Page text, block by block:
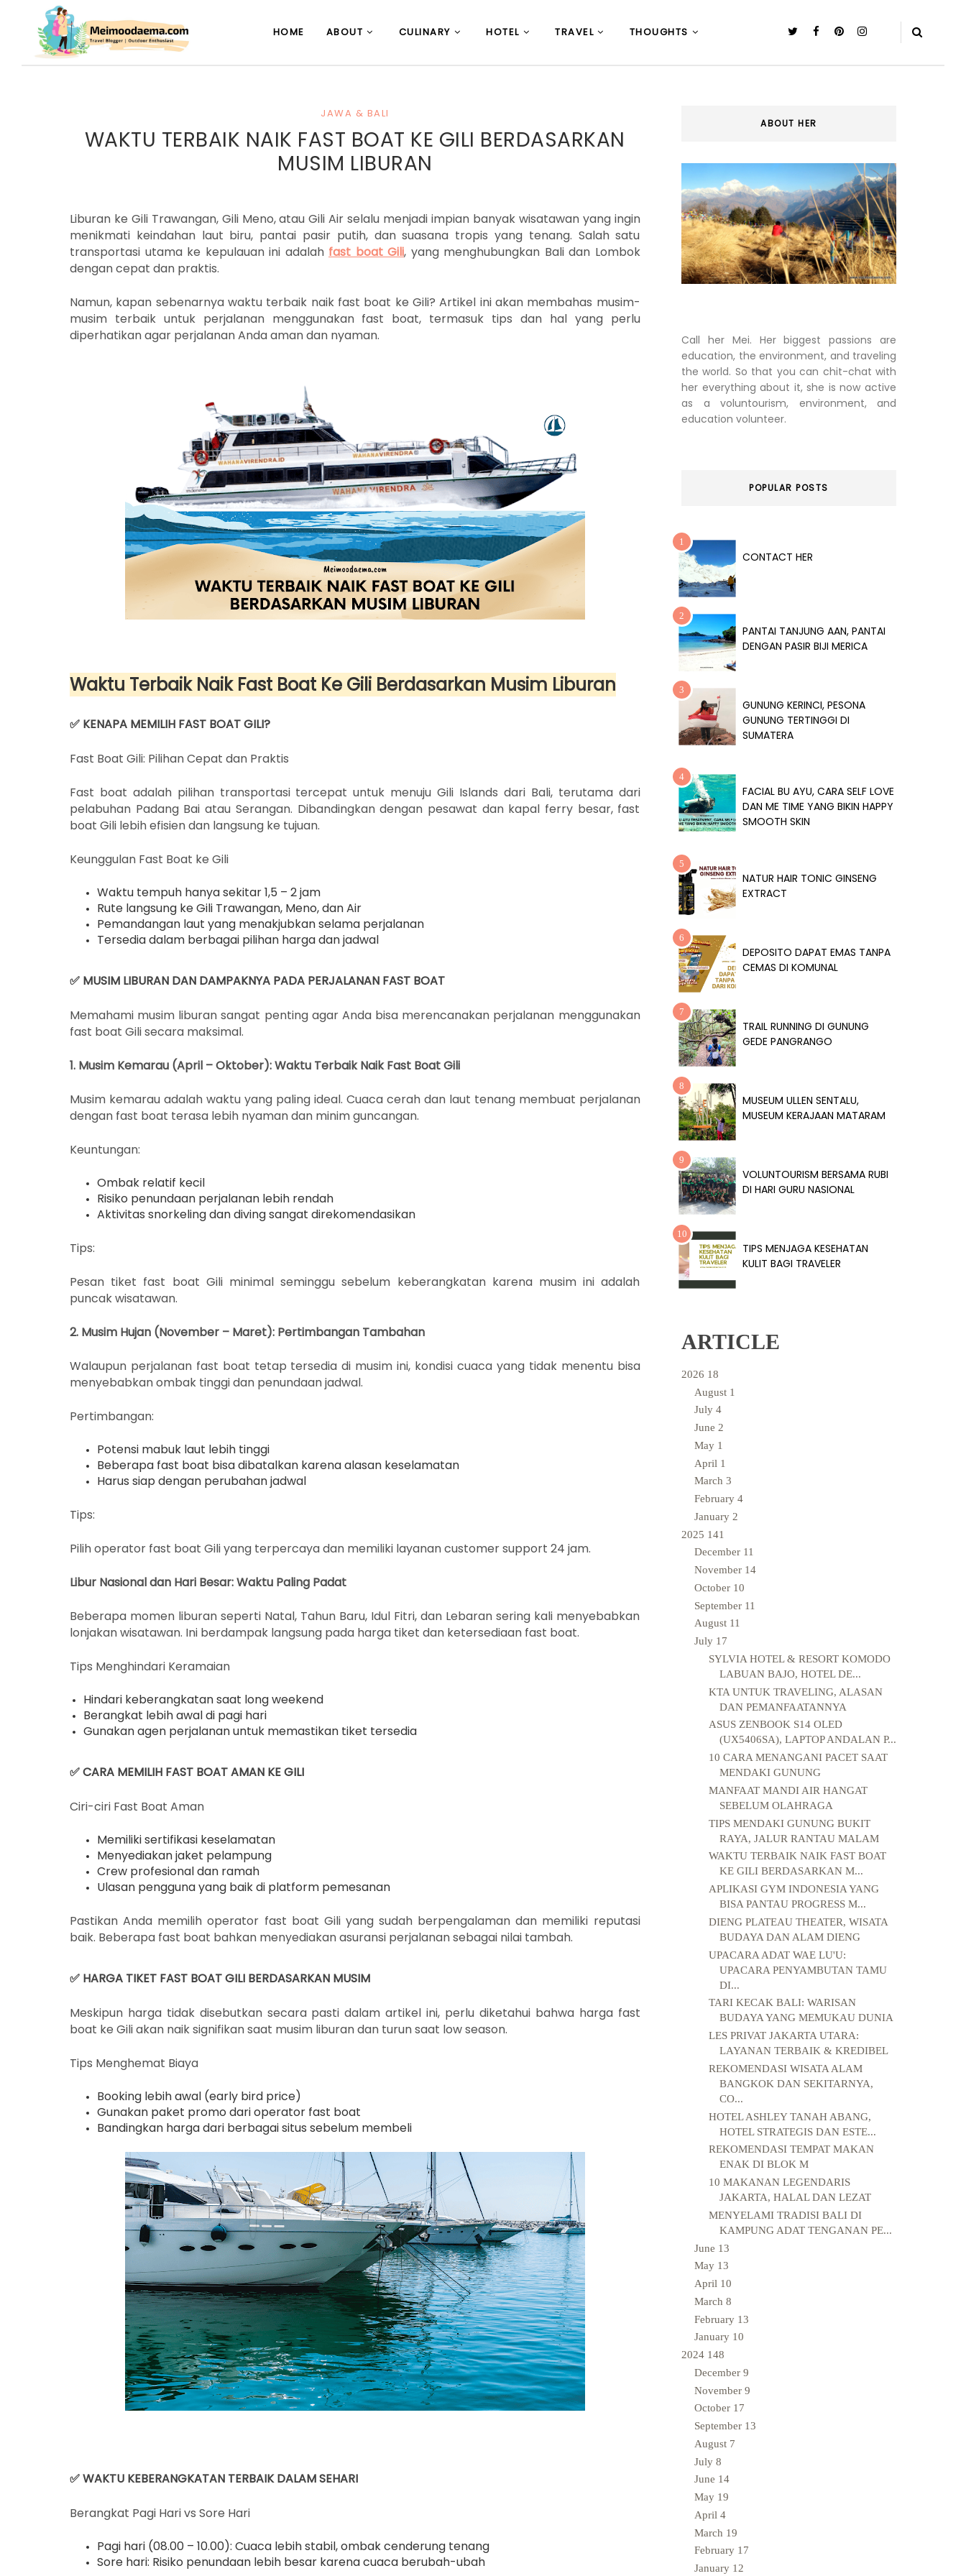
HOME ABOUT CULINARY HOTEL TRAVEL THOUGHTS
JAWA & BALI
WAKTU TERBAIK NAIK FAST BOAT KE GILI BERDASARKAN
MUSIM LIBURAN
Liburan ke Gili Trawangan, Gili Meno, atau Gili Air selalu menjadi impian banyak wisatawan yang ingin
menikmati keindahan laut biru, pantai pasir putih, dan suasana tropis yang tenang. Salah satu
transportasi utama ke kepulauan ini adalah fast boat Gili, yang menghubungkan Bali dan Lombok
dengan cepat dan praktis.
Namun, kapan sebenarnya waktu terbaik naik fast boat ke Gili? Artikel ini akan membahas musim-
musim terbaik untuk perjalanan menggunakan fast boat, termasuk tips dan hal yang perlu
diperhatikan agar perjalanan Anda aman dan nyaman.
Waktu Terbaik Naik Fast Boat Ke Gili Berdasarkan Musim Liburan
✅ KENAPA MEMILIH FAST BOAT GILI?
Fast Boat Gili: Pilihan Cepat dan Praktis
Fast boat adalah pilihan transportasi tercepat untuk menuju Gili Islands dari Bali, terutama dari
pelabuhan Padang Bai atau Serangan. Dibandingkan dengan pesawat dan kapal ferry besar, fast
boat Gili lebih efisien dan langsung ke tujuan.
Keunggulan Fast Boat ke Gili
Waktu tempuh hanya sekitar 1,5 – 2 jam
Rute langsung ke Gili Trawangan, Meno, dan Air
Pemandangan laut yang menakjubkan selama perjalanan
Tersedia dalam berbagai pilihan harga dan jadwal
✅ MUSIM LIBURAN DAN DAMPAKNYA PADA PERJALANAN FAST BOAT
Memahami musim liburan sangat penting agar Anda bisa merencanakan perjalanan menggunakan
fast boat Gili secara maksimal.
1. Musim Kemarau (April – Oktober): Waktu Terbaik Naik Fast Boat Gili
Musim kemarau adalah waktu yang paling ideal. Cuaca cerah dan laut tenang membuat perjalanan
dengan fast boat terasa lebih nyaman dan minim guncangan.
Keuntungan:
Ombak relatif kecil
Risiko penundaan perjalanan lebih rendah
Aktivitas snorkeling dan diving sangat direkomendasikan
Tips:
Pesan tiket fast boat Gili minimal seminggu sebelum keberangkatan karena musim ini adalah
puncak wisatawan.
2. Musim Hujan (November – Maret): Pertimbangan Tambahan
Walaupun perjalanan fast boat tetap tersedia di musim ini, kondisi cuaca yang tidak menentu bisa
menyebabkan ombak tinggi dan penundaan jadwal.
Pertimbangan:
Potensi mabuk laut lebih tinggi
Beberapa fast boat bisa dibatalkan karena alasan keselamatan
Harus siap dengan perubahan jadwal
Tips:
Pilih operator fast boat Gili yang terpercaya dan memiliki layanan customer support 24 jam.
Libur Nasional dan Hari Besar: Waktu Paling Padat
Beberapa momen liburan seperti Natal, Tahun Baru, Idul Fitri, dan Lebaran sering kali menyebabkan
lonjakan wisatawan. Ini berdampak langsung pada harga tiket dan ketersediaan fast boat.
Tips Menghindari Keramaian
Hindari keberangkatan saat long weekend
Berangkat lebih awal di pagi hari
Gunakan agen perjalanan untuk memastikan tiket tersedia
✅ CARA MEMILIH FAST BOAT AMAN KE GILI
Ciri-ciri Fast Boat Aman
Memiliki sertifikasi keselamatan
Menyediakan jaket pelampung
Crew profesional dan ramah
Ulasan pengguna yang baik di platform pemesanan
Pastikan Anda memilih operator fast boat Gili yang sudah berpengalaman dan memiliki reputasi
baik. Beberapa fast boat bahkan menyediakan asuransi perjalanan sebagai nilai tambah.
✅ HARGA TIKET FAST BOAT GILI BERDASARKAN MUSIM
Meskipun harga tidak disebutkan secara pasti dalam artikel ini, perlu diketahui bahwa harga fast
boat ke Gili akan naik signifikan saat musim liburan dan turun saat low season.
Tips Menghemat Biaya
Booking lebih awal (early bird price)
Gunakan paket promo dari operator fast boat
Bandingkan harga dari berbagai situs sebelum membeli
✅ WAKTU KEBERANGKATAN TERBAIK DALAM SEHARI
Berangkat Pagi Hari vs Sore Hari
Pagi hari (08.00 – 10.00): Cuaca lebih stabil, ombak cenderung tenang
Sore hari: Risiko penundaan lebih besar karena cuaca berubah-ubah
ABOUT HER
Call her Mei. Her biggest passions are
education, the environment, and traveling
the world. So that you can chit-chat with
her everything about it, she is now active
as a voluntourism, environment, and
education volunteer.
POPULAR POSTS
CONTACT HER
PANTAI TANJUNG AAN, PANTAI
DENGAN PASIR BIJI MERICA
GUNUNG KERINCI, PESONA
GUNUNG TERTINGGI DI
SUMATERA
FACIAL BU AYU, CARA SELF LOVE
DAN ME TIME YANG BIKIN HAPPY
SMOOTH SKIN
NATUR HAIR TONIC GINSENG
EXTRACT
DEPOSITO DAPAT EMAS TANPA
CEMAS DI KOMUNAL
TRAIL RUNNING DI GUNUNG
GEDE PANGRANGO
MUSEUM ULLEN SENTALU,
MUSEUM KERAJAAN MATARAM
VOLUNTOURISM BERSAMA RUBI
DI HARI GURU NASIONAL
TIPS MENJAGA KESEHATAN
KULIT BAGI TRAVELER
ARTICLE
2026 18
August 1
July 4
June 2
May 1
April 1
March 3
February 4
January 2
2025 141
December 11
November 14
October 10
September 11
August 11
July 17
SYLVIA HOTEL & RESORT KOMODO
LABUAN BAJO, HOTEL DE...
KTA UNTUK TRAVELING, ALASAN
DAN PEMANFAATANNYA
ASUS ZENBOOK S14 OLED
(UX5406SA), LAPTOP ANDALAN P...
10 CARA MENANGANI PACET SAAT
MENDAKI GUNUNG
MANFAAT MANDI AIR HANGAT
SEBELUM OLAHRAGA
TIPS MENDAKI GUNUNG BUKIT
RAYA, JALUR RANTAU MALAM
WAKTU TERBAIK NAIK FAST BOAT
KE GILI BERDASARKAN M...
APLIKASI GYM INDONESIA YANG
BISA PANTAU PROGRESS M...
DIENG PLATEAU THEATER, WISATA
BUDAYA DAN ALAM DIENG
UPACARA ADAT WAE LU'U:
UPACARA PENYAMBUTAN TAMU
DI...
TARI KECAK BALI: WARISAN
BUDAYA YANG MEMUKAU DUNIA
LES PRIVAT JAKARTA UTARA:
LAYANAN TERBAIK & KREDIBEL
REKOMENDASI WISATA ALAM
BANGKOK DAN SEKITARNYA,
CO...
HOTEL ASHLEY TANAH ABANG,
HOTEL STRATEGIS DAN ESTE...
REKOMENDASI TEMPAT MAKAN
ENAK DI BLOK M
10 MAKANAN LEGENDARIS
JAKARTA, HALAL DAN LEZAT
MENYELAMI TRADISI BALI DI
KAMPUNG ADAT TENGANAN PE...
June 13
May 13
April 10
March 8
February 13
January 10
2024 148
December 9
November 9
October 17
September 13
August 7
July 8
June 14
May 19
April 4
March 19
February 17
January 12